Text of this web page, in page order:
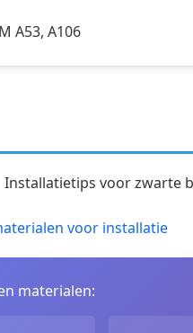
A53, A106
voor installatie
materialen: